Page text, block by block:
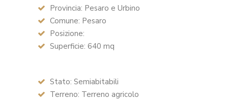
Provincia: Pesaro e Urbino
Comune: Pesaro
Posizione:
Superficie: 640 mq
Stato: Semiabitabili
Terreno: Terreno agricolo